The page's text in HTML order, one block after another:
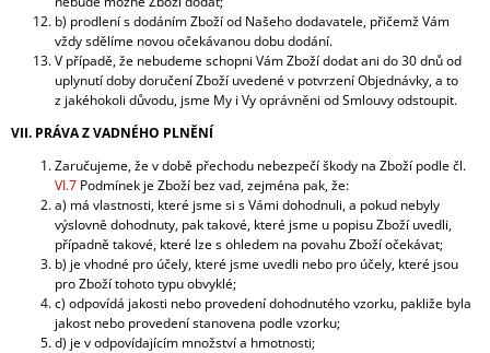
b) prodlení s dodáním Zboží od Našeho dodavatele, přičemž Vám
vždy sdělíme novou očekávanou dobu dodání.
V případě, že nebudeme schopni Vám Zboží dodat ani do 30 dnů od
uplynutí doby doručení Zboží uvedené v potvrzení Objednávky, a to
z jakéhokoli důvodu, jsme My i Vy oprávněni od Smlouvy odstoupit.
VII. PRÁVA Z VADNÉHO PLNĚNÍ
Zaručujeme, že v době přechodu nebezpečí škody na Zboží podle čl.
VI.7 Podmínek je Zboží bez vad, zejména pak, že:
a) má vlastnosti, které jsme si s Vámi dohodnuli, a pokud nebyly
výslovně dohodnuty, pak takové, které jsme u popisu Zboží uvedli,
případně takové, které lze s ohledem na povahu Zboží očekávat;
b) je vhodné pro účely, které jsme uvedli nebo pro účely, které jsou
pro Zboží tohoto typu obvyklé;
c) odpovídá jakosti nebo provedení dohodnutého vzorku, pakliže byla
jakost nebo provedení stanovena podle vzorku;
d) je v odpovídajícím množství a hmotnosti;